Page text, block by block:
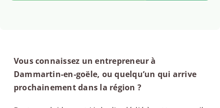
Vous connaissez un entrepreneur à
Dammartin-en-goële, ou quelqu’un qui arrive
prochainement dans la région ?